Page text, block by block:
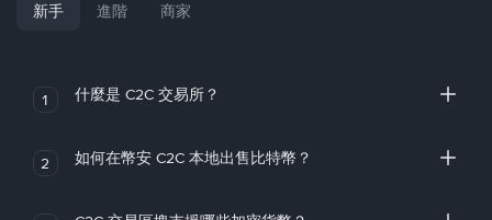
新手 進階 商家
1 什麼是 C2C 交易所？
2 如何在幣安 C2C 本地出售比特幣？